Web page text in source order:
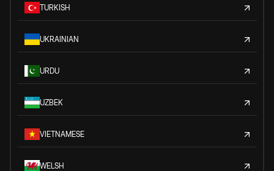
TURKISH
UKRAINIAN
URDU
UZBEK
VIETNAMESE
WELSH